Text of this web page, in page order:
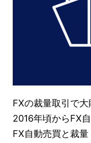
FXの裁量取引で大
2016年頃からFX
FX自動売買と裁